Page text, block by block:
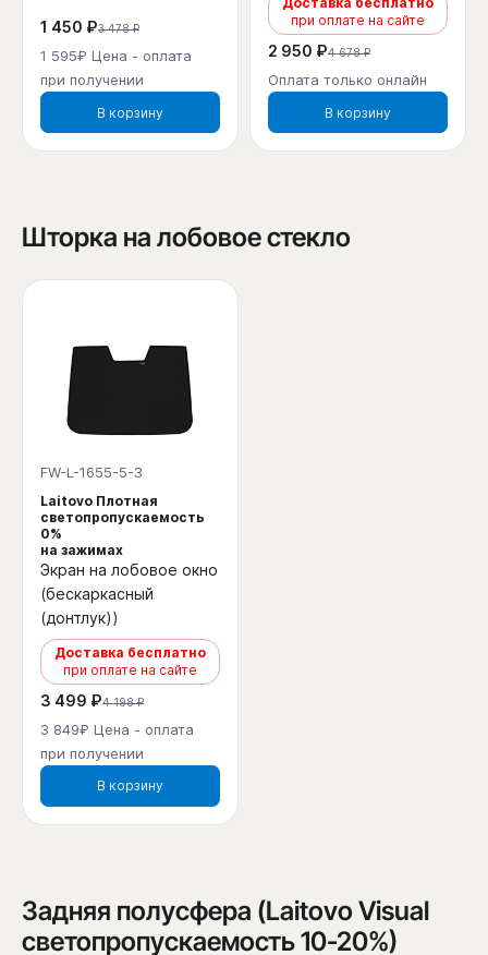
1 450 ₽3 478 ₽
1 595₽ Цена - оплата
при получении
В корзину
при оплате на сайте
2 950 ₽4 678 ₽
Оплата только онлайн
В корзину
Шторка на лобовое стекло
FW-L-1655-5-3
Laitovo Плотная
светопропускаемость
0%
на зажимах
Экран на лобовое окно
(бескаркасный
(донтлук))
Доставка бесплатно
при оплате на сайте
3 499 ₽4 198 ₽
3 849₽ Цена - оплата
при получении
В корзину
Задняя полусфера (Laitovo Visual
светопропускаемость 10-20%)